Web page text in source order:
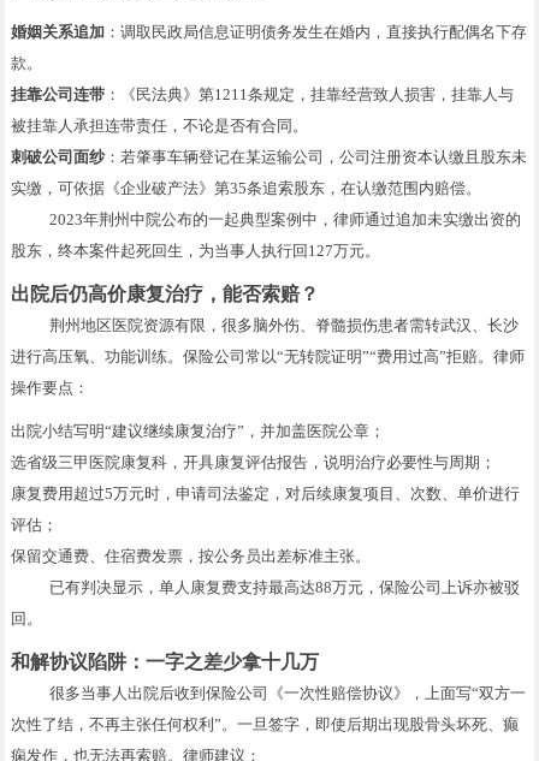
婚姻关系追加 ：调取民政局信息证明债务发生在婚内，直接执行配偶名下存
款。
挂靠公司连带 ：《民法典》第1211条规定，挂靠经营致人损害，挂靠人与
被挂靠人承担连带责任，不论是否有合同。
刺破公司面纱：若肇事车辆登记在某运输公司，公司注册资本认缴且股东未
实缴，可依据《企业破产法》第35条追索股东，在认缴范围内赔偿。
2023年荆州中院公布的一起典型案例中，律师通过追加未实缴出资的
股东，终本案件起死回生，为当事人执行回127万元。
出院后仍高价康复治疗，能否索赔？
荆州地区医院资源有限，很多脑外伤、脊髓损伤患者需转武汉、长沙
进行高压氧、功能训练。保险公司常以“无转院证明”“费用过高”拒赔。律师
操作要点：
出院小结写明“建议继续康复治疗”，并加盖医院公章；
选省级三甲医院康复科，开具康复评估报告，说明治疗必要性与周期；
康复费用超过5万元时，申请司法鉴定，对后续康复项目、次数、单价进行
评估；
保留交通费、住宿费发票，按公务员出差标准主张。
已有判决显示，单人康复费支持最高达88万元，保险公司上诉亦被驳
回。
和解协议陷阱：一字之差少拿十几万
很多当事人出院后收到保险公司《一次性赔偿协议》，上面写“双方一
次性了结，不再主张任何权利”。一旦签字，即使后期出现股骨头坏死、癫
痫发作，也无法再索赔。律师建议：